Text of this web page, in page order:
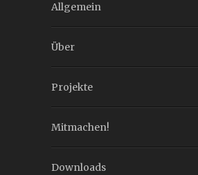
Allgemein
Über
Projekte
Mitmachen!
Downloads